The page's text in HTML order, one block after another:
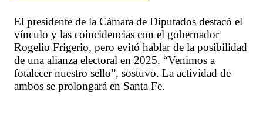
El presidente de la Cámara de Diputados destacó el
vínculo y las coincidencias con el gobernador
Rogelio Frigerio, pero evitó hablar de la posibilidad
de una alianza electoral en 2025. “Venimos a
fotalecer nuestro sello”, sostuvo. La actividad de
ambos se prolongará en Santa Fe.